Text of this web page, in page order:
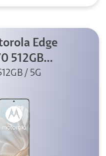
Edge
512GB
/ 5G